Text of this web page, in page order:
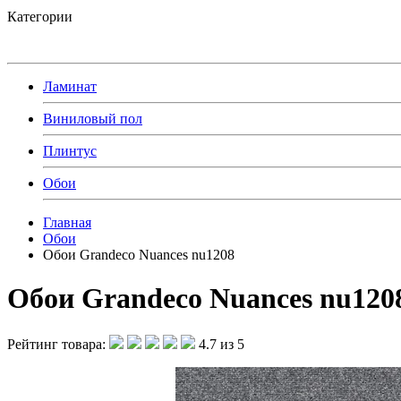
Категории
Ламинат
Виниловый пол
Плинтус
Обои
Главная
Обои
Обои Grandeco Nuances nu1208
Обои Grandeco Nuances
Рейтинг товара: 4.7 из 5